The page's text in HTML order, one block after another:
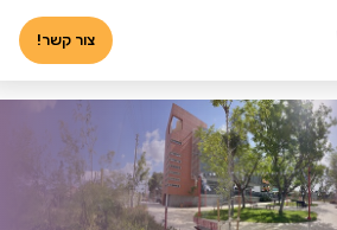
צור קשר!